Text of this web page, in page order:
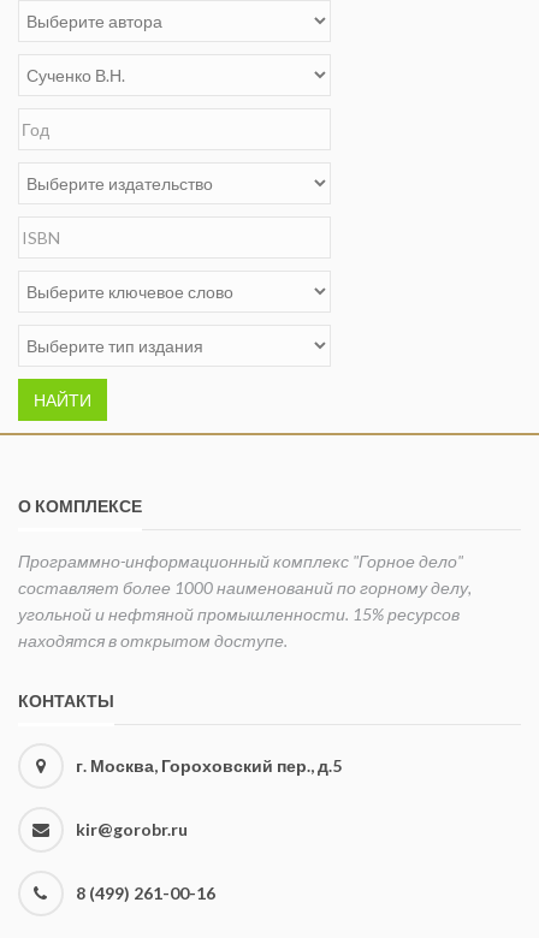
НАЙТИ
О КОМПЛЕКСЕ
Программно-информационный комплекс "Горное дело"
составляет более 1000 наименований по горному делу,
угольной и нефтяной промышленности. 15% ресурсов
находятся в открытом доступе.
КОНТАКТЫ
г. Москва, Гороховский пер., д.5
kir@gorobr.ru
8 (499) 261-00-16